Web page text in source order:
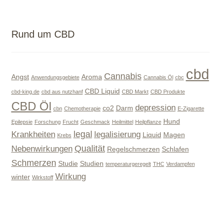
Rund um CBD
Angst Anwendungsgebiete Aroma Cannabis Cannabis Öl cbc cbd
cbd-king.de cbd aus nutzhanf CBD Liquid CBD Markt CBD Produkte
CBD Öl cbn Chemotherapie co2 Darm depression E-Zigarette
Epilepsie Forschung Frucht Geschmack Heilmittel Heilpflanze Hund
Krankheiten Krebs legal legalisierung Liquid Magen
Nebenwirkungen Qualität Regelschmerzen Schlafen
Schmerzen Studie Studien temperaturgeregelt THC Verdampfen
winter Wirkstoff Wirkung